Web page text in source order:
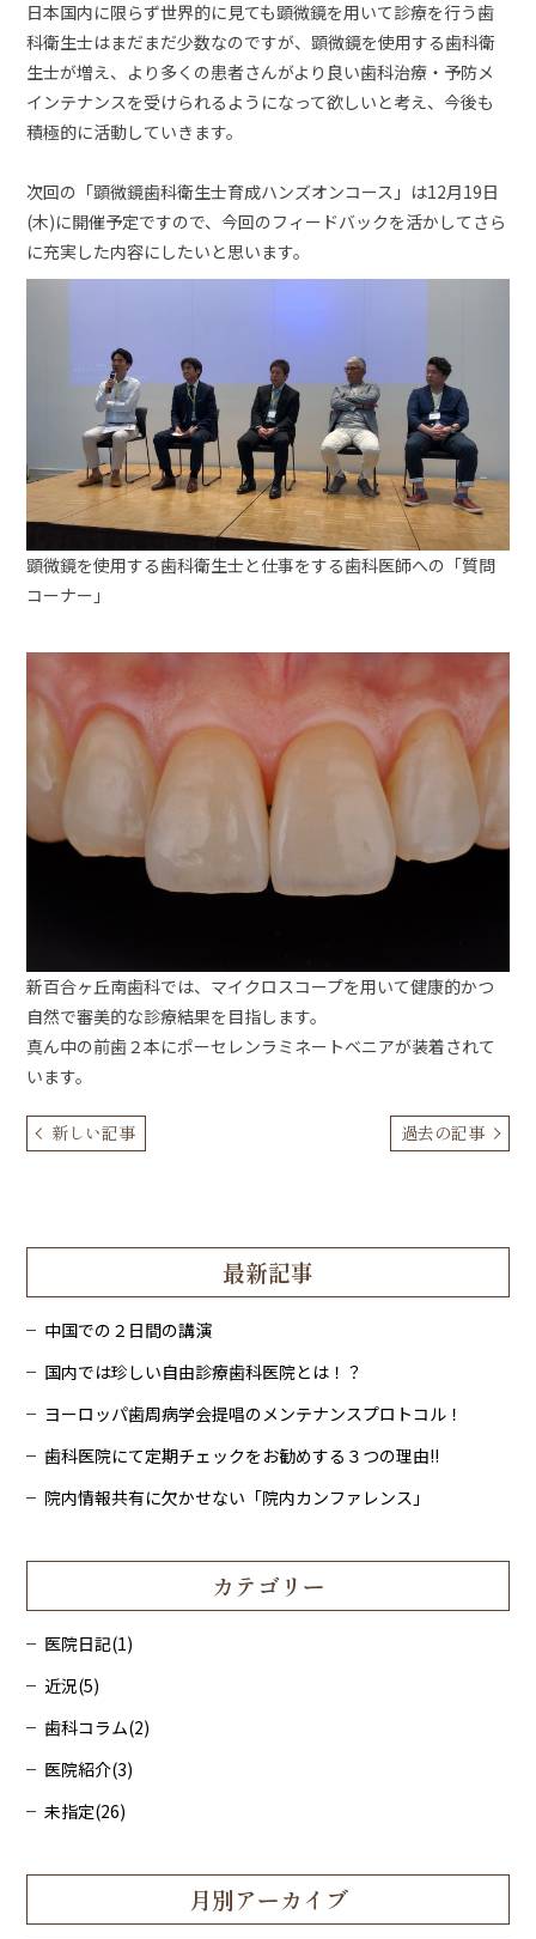
日本国内に限らず世界的に見ても顕微鏡を用いて診療を行う歯
科衛生士はまだまだ少数なのですが、顕微鏡を使用する歯科衛
生士が増え、より多くの患者さんがより良い歯科治療・予防メ
インテナンスを受けられるようになって欲しいと考え、今後も
積極的に活動していきます。
次回の「顕微鏡歯科衛生士育成ハンズオンコース」は12月19日
(木)に開催予定ですので、今回のフィードバックを活かしてさら
に充実した内容にしたいと思います。
顕微鏡を使用する歯科衛生士と仕事をする歯科医師への「質問
コーナー」
新百合ヶ丘南歯科では、マイクロスコープを用いて健康的かつ
自然で審美的な診療結果を目指します。
真ん中の前歯２本にポーセレンラミネートベニアが装着されて
います。
新しい記事 過去の記事
最新記事
中国での２日間の講演
国内では珍しい自由診療歯科医院とは！？
ヨーロッパ歯周病学会提唱のメンテナンスプロトコル！
歯科医院にて定期チェックをお勧めする３つの理由!!
院内情報共有に欠かせない「院内カンファレンス」
カテゴリー
医院日記(1)
近況(5)
歯科コラム(2)
医院紹介(3)
未指定(26)
月別アーカイブ